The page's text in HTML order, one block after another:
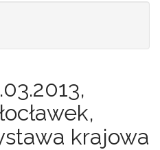
krajowa